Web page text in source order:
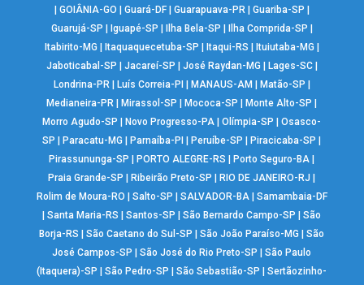
GOIÂNIA-GO Guará-DF| Guarapuava-PR| Guariba-SP
Guarujá-SP
Iguapé-SP Ilha Bela-SP Ilha Comprida-SP
Itabirito-MG
Itaquaquecetuba-SP Itaqui-RS Ituiutaba-MG
Jaboticabal-SP
Jacareí-SP José Raydan-MG Lages-SC|
Londrina-PR| Luís Correia-PI MANAUS-AM Matão-SP
Medianeira-PR
Mirassol-SP Mococa-SP Monte Alto-SP
Morro Agudo-SP
Novo Progresso-PA |Olímpia-SP |Osasco-
SP
Paracatu-MG Parnaíba-PI Peruíbe-SP Piracicaba-SP
Pirassununga-SP
PORTO ALEGRE-RS Porto Seguro-BA
Praia Grande-SP
Ribeirão Preto-SP RIO DE JANEIRO-RJ
Rolim de Moura-RO
Salto-SP SALVADOR-BA| Samambaia-DF
|Santa Maria-RS |Santos-SP |São Bernardo Campo-SP |São
Borja-RS
|São Caetano do Sul-SP |São João Paraíso-MG |São
José Campos-SP
|São José do Rio Preto-SP |São Paulo
(Itaquera)-SP
|São Pedro-SP |São Sebastião-SP |Sertãozinho-